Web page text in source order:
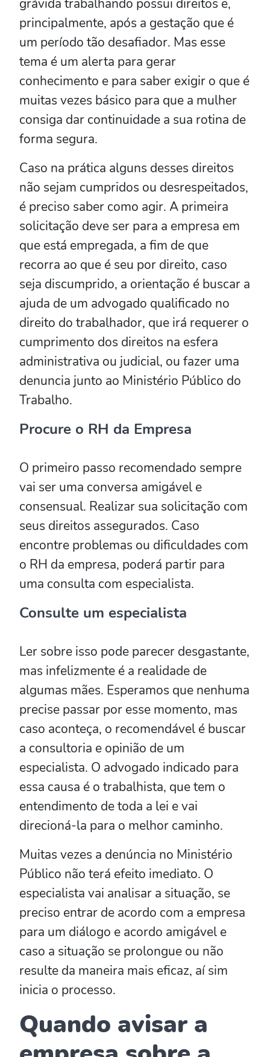
principalmente, após a gestação que é
um período tão desafiador. Mas esse
tema é um alerta para gerar
conhecimento e para saber exigir o que é
muitas vezes básico para que a mulher
consiga dar continuidade a sua rotina de
forma segura.
Caso na prática alguns desses direitos
não sejam cumpridos ou desrespeitados,
é preciso saber como agir. A primeira
solicitação deve ser para a empresa em
que está empregada, a fim de que
recorra ao que é seu por direito, caso
seja discumprido, a orientação é buscar a
ajuda de um advogado qualificado no
direito do trabalhador, que irá requerer o
cumprimento dos direitos na esfera
administrativa ou judicial, ou fazer uma
denuncia junto ao Ministério Público do
Trabalho.
Procure o RH da Empresa
O primeiro passo recomendado sempre
vai ser uma conversa amigável e
consensual. Realizar sua solicitação com
seus direitos assegurados. Caso
encontre problemas ou dificuldades com
o RH da empresa, poderá partir para
uma consulta com especialista.
Consulte um especialista
Ler sobre isso pode parecer desgastante,
mas infelizmente é a realidade de
algumas mães. Esperamos que nenhuma
precise passar por esse momento, mas
caso aconteça, o recomendável é buscar
a consultoria e opinião de um
especialista. O advogado indicado para
essa causa é o trabalhista, que tem o
entendimento de toda a lei e vai
direcioná-la para o melhor caminho.
Muitas vezes a denúncia no Ministério
Público não terá efeito imediato. O
especialista vai analisar a situação, se
preciso entrar de acordo com a empresa
para um diálogo e acordo amigável e
caso a situação se prolongue ou não
resulte da maneira mais eficaz, aí sim
inicia o processo.
Quando avisar a